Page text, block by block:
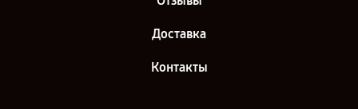
Доставка
Контакты